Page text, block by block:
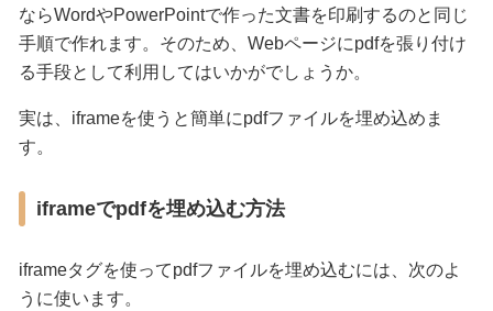
ならWordやPowerPointで作った文書を印刷するのと同じ
手順で作れます。そのため、Webページにpdfを張り付け
る手段として利用してはいかがでしょうか。
実は、iframeを使うと簡単にpdfファイルを埋め込めま
す。
iframeでpdfを埋め込む方法
iframeタグを使ってpdfファイルを埋め込むには、次のよ
うに使います。